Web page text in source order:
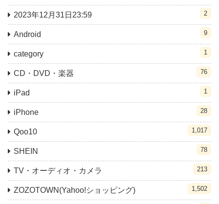
2023年12月31日23:59 2
Android 9
category 1
CD・DVD・楽器 76
iPad 1
iPhone 28
Qoo10 1,017
SHEIN 78
TV・オーディオ・カメラ 213
ZOZOTOWN(Yahoo!ショッピング) 1,502